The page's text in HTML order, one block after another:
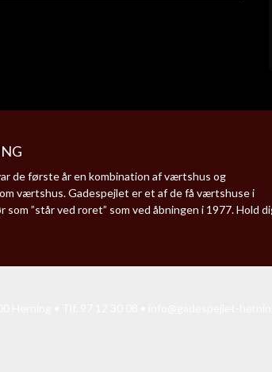
de første år en kombination af værtshus og
værtshus. Gadespejlet er et af de få værtshuse i
”står ved roret” som ved åbningen i 1977. Hold